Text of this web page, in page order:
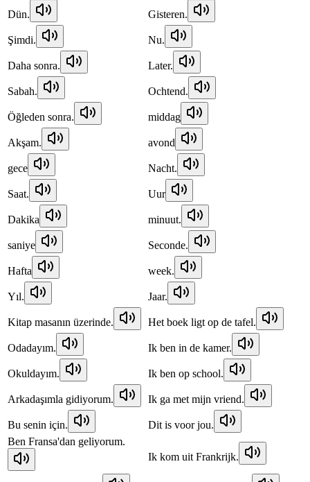
Dün. Gisteren.
Şimdi. Nu.
Daha sonra. Later.
Sabah. Ochtend.
Öğleden sonra. middag
Akşam. avond
gece Nacht.
Saat. Uur
Dakika minuut.
saniye Seconde.
Hafta week.
Yıl. Jaar.
Kitap masanın üzerinde. Het boek ligt op de tafel.
Odadayım. Ik ben in de kamer.
Okuldayım. Ik ben op school.
Arkadaşımla gidiyorum. Ik ga met mijn vriend.
Bu senin için.
Dit is voor jou.
Ben Fransa'dan geliyorum.
Ik kom uit Frankrijk.